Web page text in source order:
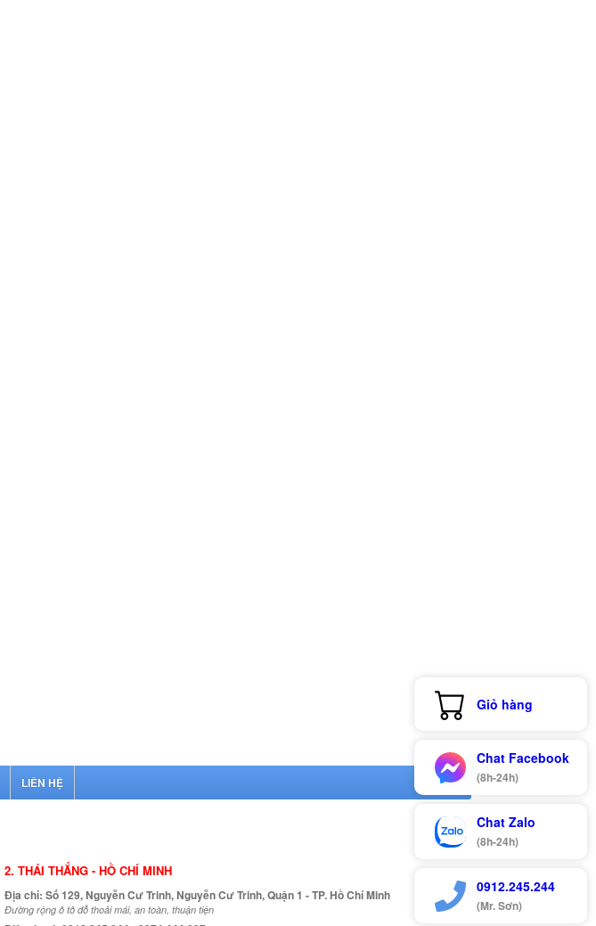
LIÊN HỆ
2. THÁI THẮNG - HỒ CHÍ MINH
Địa chỉ: Số 129, Nguyễn Cư Trinh, Nguyễn Cư Trinh, Quận 1 - TP. Hồ Chí Minh
Đường rộng ô tô đỗ thoải mái, an toàn, thuận tiện
Giỏ hàng
Chat Facebook
(8h-24h)
Chat Zalo
(8h-24h)
0912.245.244
(Mr. Sơn)